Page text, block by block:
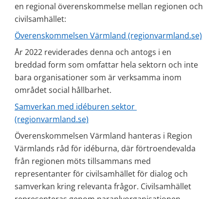
en regional överenskommelse mellan regionen och
civilsamhället:
Överenskommelsen Värmland (regionvarmland.se)
År 2022 reviderades denna och antogs i en
breddad form som omfattar hela sektorn och inte
bara organisationer som är verksamma inom
området social hållbarhet.
Samverkan med idéburen sektor
(regionvarmland.se)
Överenskommelsen Värmland hanteras i Region
Värmlands råd för idéburna, där förtroendevalda
från regionen möts tillsammans med
representanter för civilsamhället för dialog och
samverkan kring relevanta frågor. Civilsamhället